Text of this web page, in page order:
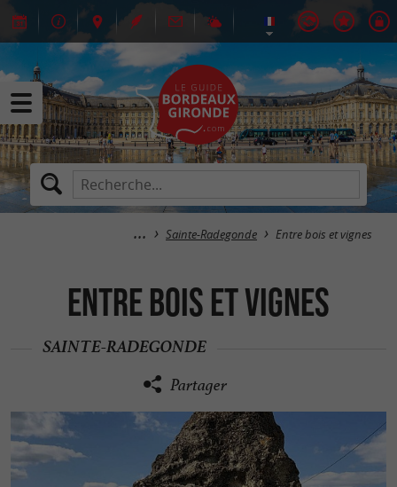
Sainte-Radegonde Entre bois et vignes
Entre bois et vignes
SAINTE-RADEGONDE
Partager